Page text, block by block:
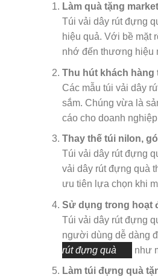
Làm quà tặng
Túi vải dây rút đựng
hiệu quả. Với bề mặt
nhớ đến thương hiệu
Thu hút khách
Các mẫu túi vải dây
sắm. Chúng vừa là
cáo cho doanh
Thay thế túi nilon,
Túi vải dây rút đựng
vải dây rút đựng quà
ưu tiên lựa chọn khi
Sử dụng trong hoạt
Túi vải dây rút đựng
người dùng dễ dàng
rút đựng quà
như
Làm túi đựng quà